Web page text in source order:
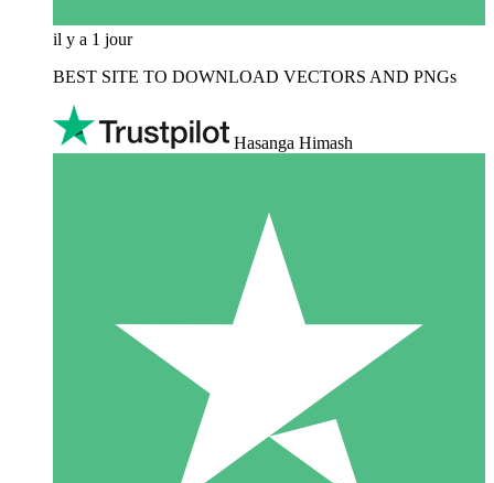
il y a 1 jour
BEST SITE TO DOWNLOAD VECTORS AND PNGs
Hasanga Himash